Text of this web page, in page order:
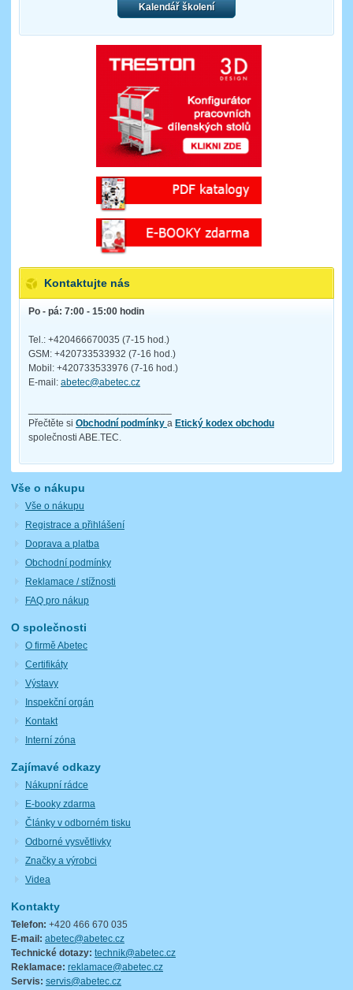
Kalendář školení
Kontaktujte nás
Po - pá: 7:00 - 15:00 hodin
Tel.: +420466670035 (7-15 hod.)
GSM: +420733533932 (7-16 hod.)
Mobil: +420733533976 (7-16 hod.)
E-mail: abetec@abetec.cz
Přečtěte si Obchodní podmínky a Etický kodex obchodu
společnosti ABE.TEC.
Vše o nákupu
Vše o nákupu
Registrace a přihlášení
Doprava a platba
Obchodní podmínky
Reklamace / stížnosti
FAQ pro nákup
O společnosti
O firmě Abetec
Certifikáty
Výstavy
Inspekční orgán
Kontakt
Interní zóna
Zajímavé odkazy
Nákupní rádce
E-booky zdarma
Články v odborném tisku
Odborné vysvětlivky
Značky a výrobci
Videa
Kontakty
Telefon: +420 466 670 035
E-mail: abetec@abetec.cz
Technické dotazy: technik@abetec.cz
Reklamace: reklamace@abetec.cz
Servis: servis@abetec.cz